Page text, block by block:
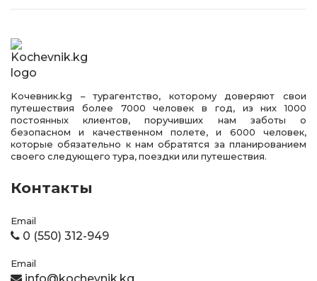
Kочевник.kg – турагентство, которому доверяют свои
путешествия более 7000 человек в год, из них 1000
постоянных клиентов, поручивших нам заботы о
безопасном и качественном полете, и 6000 человек,
которые обязательно к нам обратятся за планированием
своего следующего тура, поездки или путешествия.
Контакты
Email
0 (550) 312-949
Email